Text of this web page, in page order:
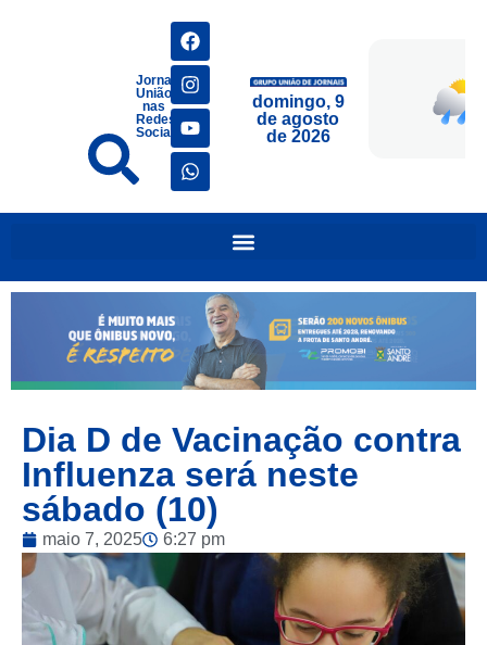
Jornais
União
nas
Redes
Sociais
domingo, 9
de agosto
de 2026
Dia D de Vacinação contra
Influenza será neste
sábado (10)
maio 7, 2025 6:27 pm